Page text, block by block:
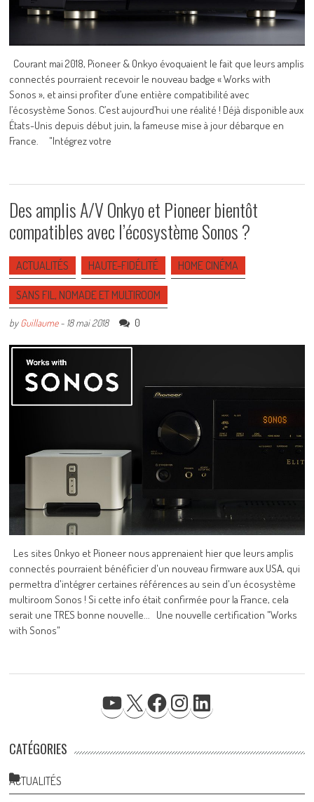
Courant mai 2018, Pioneer & Onkyo évoquaient le fait que leurs amplis
connectés pourraient recevoir le nouveau badge « Works with
Sonos », et ainsi profiter d’une entière compatibilité avec
l’écosystème Sonos. C’est aujourd’hui une réalité ! Déjà disponible aux
États-Unis depuis début juin, la fameuse mise à jour débarque en
France. "Intégrez votre
Des amplis A/V Onkyo et Pioneer bientôt
compatibles avec l’écosystème Sonos ?
ACTUALITÉS HAUTE-FIDÉLITÉ HOME CINÉMA
SANS FIL, NOMADE ET MULTIROOM
byGuillaume- 18 mai 2018 0
Les sites Onkyo et Pioneer nous apprenaient hier que leurs amplis
connectés pourraient bénéficier d'un nouveau firmware aux USA, qui
permettra d'intégrer certaines références au sein d'un écosystème
multiroom Sonos ! Si cette info était confirmée pour la France, cela
serait une TRES bonne nouvelle... Une nouvelle certification "Works
with Sonos"
YOUTUBE
CATÉGORIES
ACTUALITÉS